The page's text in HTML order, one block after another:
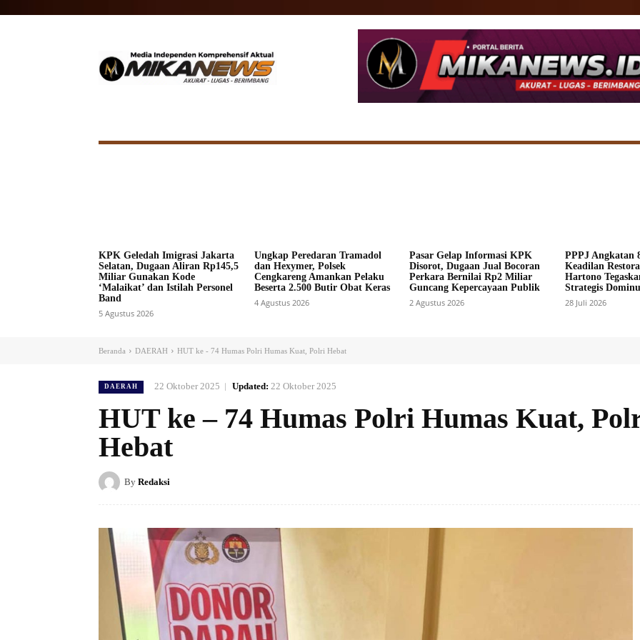
KPK Geledah Imigrasi Jakarta
Selatan, Dugaan Aliran Rp145,5
Miliar Gunakan Kode
‘Malaikat’ dan Istilah Personel
Band
5 Agustus 2026
Ungkap Peredaran Tramadol
dan Hexymer, Polsek
Cengkareng Amankan Pelaku
Beserta 2.500 Butir Obat Keras
4 Agustus 2026
Pasar Gelap Informasi KPK
Disorot, Dugaan Jual Bocoran
Perkara Bernilai Rp2 Miliar
Guncang Kepercayaan Publik
2 Agustus 2026
PPPJ Angkatan
Keadilan
Hartono
Strategis
28 Juli 2026
Beranda DAERAH HUT ke - 74 Humas Polri Humas Kuat, Polri Hebat
DAERAH 22 Oktober 2025 Updated: 22 Oktober 2025
HUT ke – 74 Humas Polri Humas Kuat,
Hebat
By Redaksi